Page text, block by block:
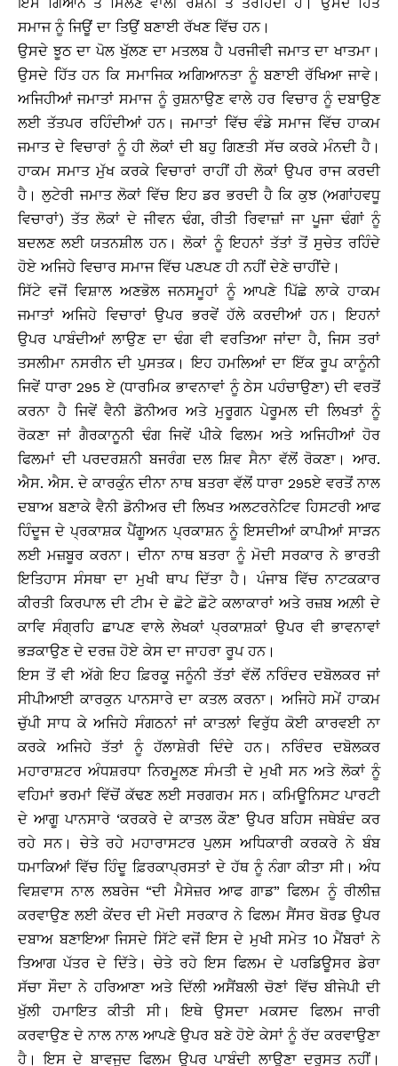
ਸਮਾਜ ਨੂੰ ਜਿਊਂ ਦਾ ਤਿਉਂ ਬਣਾਈ ਰੱਖਣ ਵਿੱਚ ਹਨ।
ਉਸਦੇ ਝੂਠ ਦਾ ਪੋਲ ਖੁੱਲਣ ਦਾ ਮਤਲਬ ਹੈ ਪਰਜੀਵੀ ਜਮਾਤ ਦਾ ਖਾਤਮਾ।
ਉਸਦੇ ਹਿੱਤ ਹਨ ਕਿ ਸਮਾਜਿਕ ਅਗਿਆਨਤਾ ਨੂੰ ਬਣਾਈ ਰੱਖਿਆ ਜਾਵੇ।
ਅਜਿਹੀਆਂ ਜਮਾਤਾਂ ਸਮਾਜ ਨੂੰ ਰੁਸ਼ਨਾਉਣ ਵਾਲੇ ਹਰ ਵਿਚਾਰ ਨੂੰ ਦਬਾਉਣ
ਲਈ ਤੱਤਪਰ ਰਹਿੰਦੀਆਂ ਹਨ। ਜਮਾਤਾਂ ਵਿੱਚ ਵੰਡੇ ਸਮਾਜ ਵਿੱਚ ਹਾਕਮ
ਜਮਾਤ ਦੇ ਵਿਚਾਰਾਂ ਨੂੰ ਹੀ ਲੋਕਾਂ ਦੀ ਬਹੁ ਗਿਣਤੀ ਸੱਚ ਕਰਕੇ ਮੰਨਦੀ ਹੈ।
ਹਾਕਮ ਸਮਾਤ ਮੁੱਖ ਕਰਕੇ ਵਿਚਾਰਾਂ ਰਾਹੀਂ ਹੀ ਲੋਕਾਂ ਉਪਰ ਰਾਜ ਕਰਦੀ
ਹੈ। ਲੁਟੇਰੀ ਜਮਾਤ ਲੋਕਾਂ ਵਿੱਚ ਇਹ ਡਰ ਭਰਦੀ ਹੈ ਕਿ ਕੁਝ (ਅਗਾਂਹਵਧੂ
ਵਿਚਾਰਾਂ) ਤੱਤ ਲੋਕਾਂ ਦੇ ਜੀਵਨ ਢੰਗ, ਰੀਤੀ ਰਿਵਾਜ਼ਾਂ ਜਾ ਪੂਜਾ ਢੰਗਾਂ ਨੂੰ
ਬਦਲਣ ਲਈ ਯਤਨਸ਼ੀਲ ਹਨ। ਲੋਕਾਂ ਨੂੰ ਇਹਨਾਂ ਤੱਤਾਂ ਤੋਂ ਸੁਚੇਤ ਰਹਿੰਦੇ
ਹੋਏ ਅਜਿਹੇ ਵਿਚਾਰ ਸਮਾਜ ਵਿੱਚ ਪਣਪਣ ਹੀ ਨਹੀਂ ਦੇਣੇ ਚਾਹੀਂਦੇ।
ਸਿੱਟੇ ਵਜੋਂ ਵਿਸ਼ਾਲ ਅਣਭੋਲ ਜਨਸਮੂਹਾਂ ਨੂੰ ਆਪਣੇ ਪਿੱਛੇ ਲਾਕੇ ਹਾਕਮ
ਜਮਾਤਾਂ ਅਜਿਹੇ ਵਿਚਾਰਾਂ ਉਪਰ ਭਰਵੇਂ ਹੱਲੇ ਕਰਦੀਆਂ ਹਨ। ਇਹਨਾਂ
ਉਪਰ ਪਾਬੰਦੀਆਂ ਲਾਉਣ ਦਾ ਢੰਗ ਵੀ ਵਰਤਿਆ ਜਾਂਦਾ ਹੈ, ਜਿਸ ਤਰਾਂ
ਤਸਲੀਮਾ ਨਸਰੀਨ ਦੀ ਪੁਸਤਕ। ਇਹ ਹਮਲਿਆਂ ਦਾ ਇੱਕ ਰੂਪ ਕਾਨੂੰਨੀ
ਜਿਵੇਂ ਧਾਰਾ 295 ਏ (ਧਾਰਮਿਕ ਭਾਵਨਾਵਾਂ ਨੂੰ ਠੇਸ ਪਹੰਚਾਉਣਾ) ਦੀ ਵਰਤੋਂ
ਕਰਨਾ ਹੈ ਜਿਵੇਂ ਵੈਨੀ ਡੋਨੀਅਰ ਅਤੇ ਮੁਰੂਗਨ ਪੇਰੂਮਲ ਦੀ ਲਿਖਤਾਂ ਨੂੰ
ਰੋਕਣਾ ਜਾਂ ਗੈਰਕਾਨੂਨੀ ਢੰਗ ਜਿਵੇਂ ਪੀਕੇ ਫਿਲਮ ਅਤੇ ਅਜਿਹੀਆਂ ਹੋਰ
ਫਿਲਮਾਂ ਦੀ ਪਰਦਰਸ਼ਨੀ ਬਜਰੰਗ ਦਲ ਸ਼ਿਵ ਸੈਨਾ ਵੱਲੋਂ ਰੋਕਣਾ। ਆਰ.
ਐਸ. ਐਸ. ਦੇ ਕਾਰਕੁੰਨ ਦੀਨਾ ਨਾਥ ਬਤਰਾ ਵੱਲੋਂ ਧਾਰਾ 295ਏ ਵਰਤੋਂ ਨਾਲ
ਦਬਾਅ ਬਣਾਕੇ ਵੈਨੀ ਡੋਨੀਅਰ ਦੀ ਲਿਖਤ ਅਲਟਰਨੇਟਿਵ ਹਿਸਟਰੀ ਆਫ
ਹਿੰਦੂਜ ਦੇ ਪ੍ਰਕਾਸ਼ਕ ਪੈਂਗੂਅਨ ਪ੍ਰਕਾਸ਼ਨ ਨੂੰ ਇਸਦੀਆਂ ਕਾਪੀਆਂ ਸਾੜਨ
ਲਈ ਮਜ਼ਬੂਰ ਕਰਨਾ। ਦੀਨਾ ਨਾਥ ਬਤਰਾ ਨੂੰ ਮੋਦੀ ਸਰਕਾਰ ਨੇ ਭਾਰਤੀ
ਇਤਿਹਾਸ ਸੰਸਥਾ ਦਾ ਮੁਖੀ ਥਾਪ ਦਿੱਤਾ ਹੈ। ਪੰਜਾਬ ਵਿੱਚ ਨਾਟਕਕਾਰ
ਕੀਰਤੀ ਕਿਰਪਾਲ ਦੀ ਟੀਮ ਦੇ ਛੋਟੇ ਛੋਟੇ ਕਲਾਕਾਰਾਂ ਅਤੇ ਰਜ਼ਬ ਅਲ਼ੀ ਦੇ
ਕਾਵਿ ਸੰਗ੍ਰਹਿ ਛਾਪਣ ਵਾਲੇ ਲੇਖਕਾਂ ਪ੍ਰਕਾਸ਼ਕਾਂ ਉਪਰ ਵੀ ਭਾਵਨਾਵਾਂ
ਭੜਕਾਉਣ ਦੇ ਦਰਜ਼ ਹੋਏ ਕੇਸ ਦਾ ਜਾਹਰਾ ਰੂਪ ਹਨ।
ਇਸ ਤੋਂ ਵੀ ਅੱਗੇ ਇਹ ਫ਼ਿਰਕੂ ਜਨੂੰਨੀ ਤੱਤਾਂ ਵੱਲੋਂ ਨਰਿੰਦਰ ਦਬੋਲਕਰ ਜਾਂ
ਸੀਪੀਆਈ ਕਾਰਕੁਨ ਪਾਨਸਾਰੇ ਦਾ ਕਤਲ ਕਰਨਾ। ਅਜਿਹੇ ਸਮੇਂ ਹਾਕਮ
ਚੁੱਪੀ ਸਾਧ ਕੇ ਅਜਿਹੇ ਸੰਗਠਨਾਂ ਜਾਂ ਕਾਤਲਾਂ ਵਿਰੁੱਧ ਕੋਈ ਕਾਰਵਈ ਨਾ
ਕਰਕੇ ਅਜਿਹੇ ਤੱਤਾਂ ਨੂੰ ਹੱਲਾਸ਼ੇਰੀ ਦਿੰਦੇ ਹਨ। ਨਰਿੰਦਰ ਦਬੋਲਕਰ
ਮਹਾਰਾਸ਼ਟਰ ਅੰਧਸ਼ਰਧਾ ਨਿਰਮੂਲਣ ਸੰਮਤੀ ਦੇ ਮੁਖੀ ਸਨ ਅਤੇ ਲੋਕਾਂ ਨੂੰ
ਵਹਿਮਾਂ ਭਰਮਾਂ ਵਿੱਚੋਂ ਕੱਢਣ ਲਈ ਸਰਗਰਮ ਸਨ। ਕਮਿਊਨਿਸਟ ਪਾਰਟੀ
ਦੇ ਆਗੂ ਪਾਨਸਾਰੇ ‘ਕਰਕਰੇ ਦੇ ਕਾਤਲ ਕੌਣ’ ਉਪਰ ਬਹਿਸ ਜਥੇਬੰਦ ਕਰ
ਰਹੇ ਸਨ। ਚੇਤੇ ਰਹੇ ਮਹਾਰਾਸਟਰ ਪੁਲਸ ਅਧਿਕਾਰੀ ਕਰਕਰੇ ਨੇ ਬੰਬ
ਧਮਾਕਿਆਂ ਵਿੱਚ ਹਿੰਦੂ ਫ਼ਿਰਕਾਪ੍ਰਸਤਾਂ ਦੇ ਹੱਥ ਨੂੰ ਨੰਗਾ ਕੀਤਾ ਸੀ। ਅੰਧ
ਵਿਸ਼ਵਾਸ ਨਾਲ ਲਬਰੇਜ “ਦੀ ਮੈਸੇਜ਼ਰ ਆਫ ਗਾਡ” ਫਿਲਮ ਨੂੰ ਰੀਲੀਜ਼
ਕਰਵਾਉਣ ਲਈ ਕੇਂਦਰ ਦੀ ਮੋਦੀ ਸਰਕਾਰ ਨੇ ਫਿਲਮ ਸੈਂਸਰ ਬੋਰਡ ਉਪਰ
ਦਬਾਅ ਬਣਾਇਆ ਜਿਸਦੇ ਸਿੱਟੇ ਵਜੋਂ ਇਸ ਦੇ ਮੁਖੀ ਸਮੇਤ 10 ਮੈਂਬਰਾਂ ਨੇ
ਤਿਆਗ ਪੱਤਰ ਦੇ ਦਿੱਤੇ। ਚੇਤੇ ਰਹੇ ਇਸ ਫਿਲਮ ਦੇ ਪਰਡਿਊਸਰ ਡੇਰਾ
ਸੱਚਾ ਸੌਦਾ ਨੇ ਹਰਿਆਣਾ ਅਤੇ ਦਿੱਲੀ ਅਸੈਂਬਲੀ ਚੋਣਾਂ ਵਿੱਚ ਬੀਜੇਪੀ ਦੀ
ਖੁੱਲੀ ਹਮਾਇਤ ਕੀਤੀ ਸੀ। ਇਥੇ ਉਸਦਾ ਮਕਸਦ ਫਿਲਮ ਜਾਰੀ
ਕਰਵਾਉਣ ਦੇ ਨਾਲ ਨਾਲ ਆਪਣੇ ਉਪਰ ਬਣੇ ਹੋਏ ਕੇਸਾਂ ਨੂੰ ਰੱਦ ਕਰਵਾਉਣਾ
ਹੈ। ਇਸ ਦੇ ਬਾਵਜੂਦ ਫਿਲਮ ਉਪਰ ਪਾਬੰਦੀ ਲਾਉਣਾ ਦਰੁਸਤ ਨਹੀਂ।